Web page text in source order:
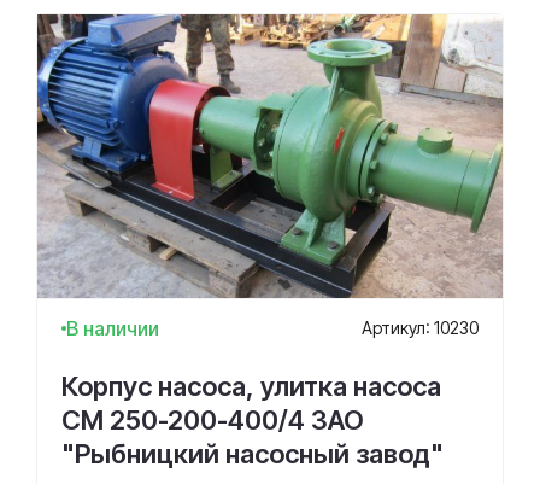
В наличии Артикул: 10230
Корпус насоса, улитка насоса
СМ 250-200-400/4 ЗАО
"Рыбницкий насосный завод"